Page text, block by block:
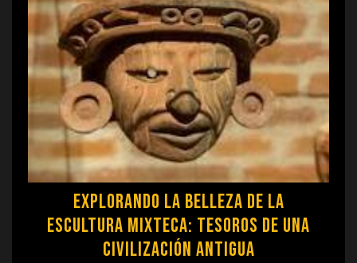
Explorando la Belleza de la
Escultura Mixteca: Tesoros de una
Civilización Antigua